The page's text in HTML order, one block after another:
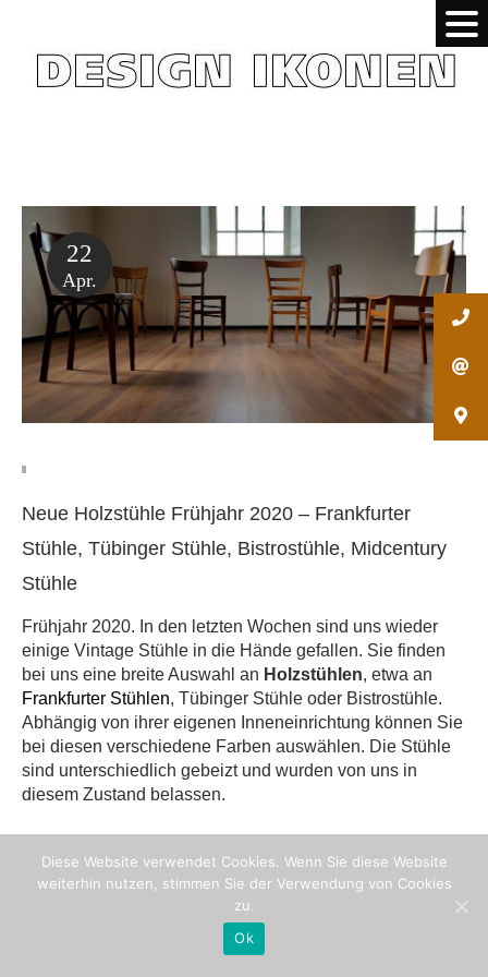
22
Apr.
Neue Holzstühle Frühjahr 2020 – Frankfurter
Stühle, Tübinger Stühle, Bistrostühle, Midcentury
Stühle
Frühjahr 2020. In den letzten Wochen sind uns wieder
einige Vintage Stühle in die Hände gefallen. Sie finden
bei uns eine breite Auswahl an Holzstühlen, etwa an
Frankfurter Stühlen, Tübinger Stühle oder Bistrostühle.
Abhängig von ihrer eigenen Inneneinrichtung können Sie
bei diesen verschiedene Farben auswählen. Die Stühle
sind unterschiedlich gebeizt und wurden von uns in
diesem Zustand belassen.
Diese Website verwendet Cookies. Wenn Sie diese Website
weiterhin nutzen, stimmen Sie der Verwendung von Cookies
zu.
Ok